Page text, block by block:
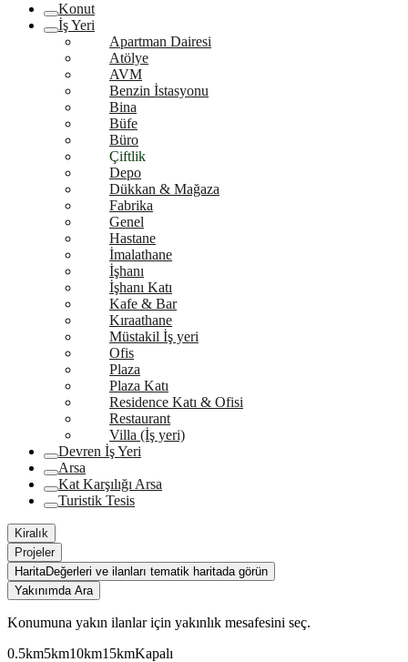
Konut
İş Yeri
Apartman Dairesi
Atölye
AVM
Benzin İstasyonu
Bina
Büfe
Büro
Çiftlik
Depo
Dükkan & Mağaza
Fabrika
Genel
Hastane
İmalathane
İşhanı
İşhanı Katı
Kafe & Bar
Kıraathane
Müstakil İş yeri
Ofis
Plaza
Plaza Katı
Residence Katı & Ofisi
Restaurant
Villa (İş yeri)
Devren İş Yeri
Arsa
Kat Karşılığı Arsa
Turistik Tesis
Kiralık
Projeler
HaritaDeğerleri ve ilanları tematik haritada görün
Yakınımda Ara
Konumuna yakın ilanlar için yakınlık mesafesini seç.
0.5km5km10km15kmKapalı